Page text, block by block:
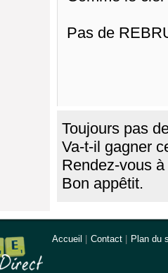
Pas de
Toujours pas
Va-t-il gagner
Rendez-vous
Bon appêtit.
Accueil Contact Plan du